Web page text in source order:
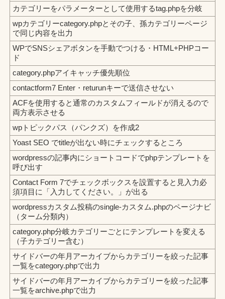
カテゴリーをパラメーターとして使用するtag.phpを分岐
wpカテゴリーcategory.phpとその子、孫カテゴリーページ
で同じ内容を出力
WPでSNSシェアボタンを手動でつける・HTML+PHPコー
ド
category.phpアイキャッチ優先順位
contactform7 Enter・returunキーで送信させない
ACFを使用すると通常のカスタムフィールドが消えるので
両方表示させる
wpトピックパス（パンクズ）を作成2
Yoast SEO でtitleが出ない時にチェックするところ
wordpressの記事内にショートコードでphpテンプレートを
呼び出す
Contact Form 7でチェックボックスを設置すると見入力必
須項目に「入力してください。」が出る
wordpressカスタム投稿のsingle-カスタム.phpのページナビ
（ターム分類内）
category.php分岐カテゴリーごとにテンプレートを変える
（子カテゴリー含む）
サイドバーの年月アーカイブからカテゴリーを絞った記事
一覧をcategory.phpで出力
サイドバーの年月アーカイブからカテゴリーを絞った記事
一覧をarchive.phpで出力